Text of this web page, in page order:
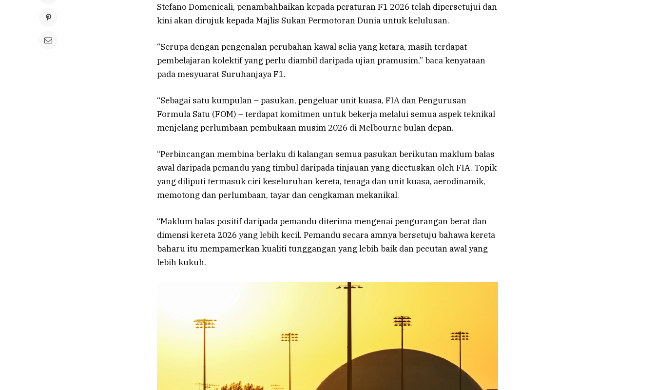
Stefano Domenicali, penambahbaikan kepada peraturan F1 2026 telah dipersetujui dan
kini akan dirujuk kepada Majlis Sukan Permotoran Dunia untuk kelulusan.
“Serupa dengan pengenalan perubahan kawal selia yang ketara, masih terdapat
pembelajaran kolektif yang perlu diambil daripada ujian pramusim,” baca kenyataan
pada mesyuarat Suruhanjaya F1.
“Sebagai satu kumpulan – pasukan, pengeluar unit kuasa, FIA dan Pengurusan
Formula Satu (FOM) – terdapat komitmen untuk bekerja melalui semua aspek teknikal
menjelang perlumbaan pembukaan musim 2026 di Melbourne bulan depan.
“Perbincangan membina berlaku di kalangan semua pasukan berikutan maklum balas
awal daripada pemandu yang timbul daripada tinjauan yang dicetuskan oleh FIA. Topik
yang diliputi termasuk ciri keseluruhan kereta, tenaga dan unit kuasa, aerodinamik,
memotong dan perlumbaan, tayar dan cengkaman mekanikal.
“Maklum balas positif daripada pemandu diterima mengenai pengurangan berat dan
dimensi kereta 2026 yang lebih kecil. Pemandu secara amnya bersetuju bahawa kereta
baharu itu mempamerkan kualiti tunggangan yang lebih baik dan pecutan awal yang
lebih kukuh.